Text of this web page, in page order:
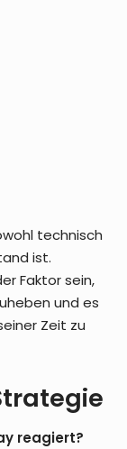
technisch
ist.
Faktor sein,
und es
Zeit zu
reagiert?